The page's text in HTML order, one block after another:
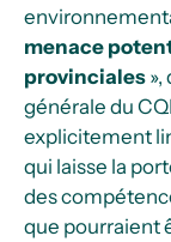
menace
provinciales
générale du
explicitement
qui laisse la
des
que pourraient